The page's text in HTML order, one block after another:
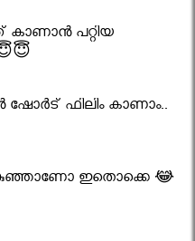
കാണാൻ പറ്റിയ
ഷോർട് ഫിലിം കാണാം..
കുഞ്ഞാണോ ഇതൊക്കെ 😂